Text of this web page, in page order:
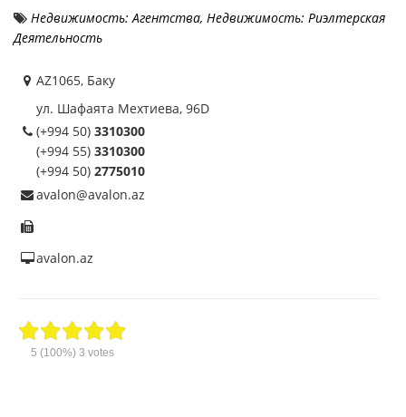
Недвижимость: Агентства, Недвижимость: Риэлтерская
Деятельность
AZ1065, Баку
ул. Шафаята Мехтиева, 96D
(+994 50) 3310300
(+994 55) 3310300
(+994 50) 2775010
avalon@avalon.az
avalon.az
5 (100%) 3 votes